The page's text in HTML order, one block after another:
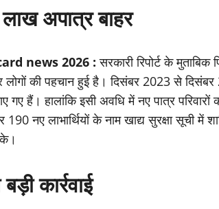
अपात्र बाहर
news 2026 : सरकारी रिपोर्ट के मुताबिक
लोगों की पहचान हुई है। दिसंबर 2023 से
गए हैं। हालांकि इसी अवधि में नए पात्र
नए लाभार्थियों के नाम खाद्य सुरक्षा सूची में
कार्रवाई